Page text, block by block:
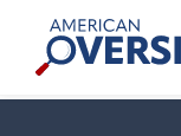
content
American
Oversight